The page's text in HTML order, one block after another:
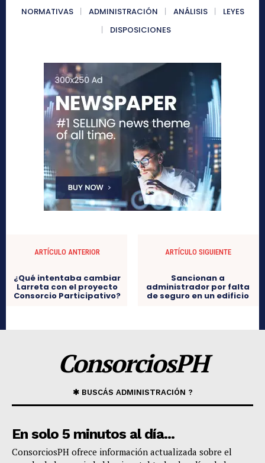
NORMATIVAS
ADMINISTRACIÓN ANÁLISIS
LEYES
DISPOSICIONES
ARTÍCULO ANTERIOR
¿Qué intentaba cambiar
Larreta con el proyecto
Consorcio Participativo?
ARTÍCULO SIGUIENTE
Sancionan a
administrador por falta
de seguro en un edificio
ConsorciosPH
✱ BUSCÁS ADMINISTRACIÓN ?
En solo 5 minutos al día...
​ConsorciosPH ofrece información actualizada sobre el